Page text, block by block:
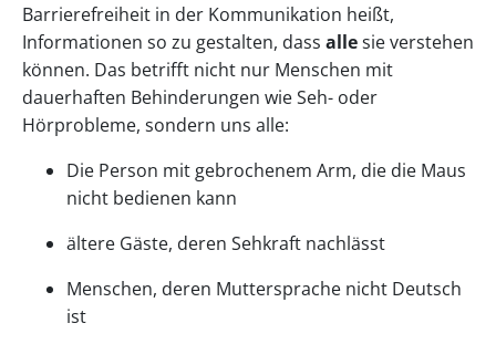
Barrierefreiheit in der Kommunikation heißt,
Informationen so zu gestalten, dass allesie verstehen
können. Das betrifft nicht nur Menschen mit
dauerhaften Behinderungen wie Seh- oder
Hörprobleme, sondern uns alle:
Die Person mit gebrochenem Arm, die die Maus
nicht bedienen kann
ältere Gäste, deren Sehkraft nachlässt
Menschen, deren Muttersprache nicht Deutsch
ist